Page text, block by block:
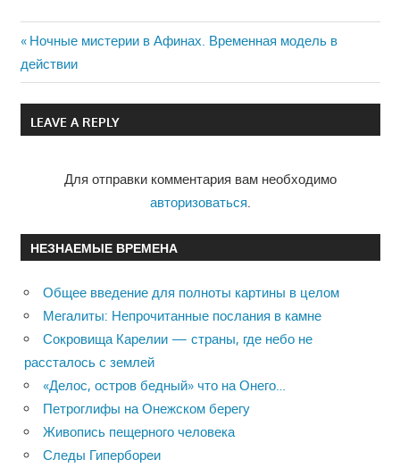
Навигация
по
записям
Previous
Post:
Ночные мистерии в Афинах. Временная модель в
действии
LEAVE A REPLY
Для отправки комментария вам необходимо
авторизоваться
НЕЗНАЕМЫЕ ВРЕМЕНА
Общее введение для полноты картины в целом
Мегалиты: Непрочитанные послания в камне
Сокровища Карелии — страны, где небо не
рассталось с землей
«Делос, остров бедный» что на Онего…
Петроглифы на Онежском берегу
Живопись пещерного человека
Следы Гипербореи